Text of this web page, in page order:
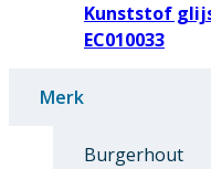
Kunststof
EC010033
Merk
Burgerhout